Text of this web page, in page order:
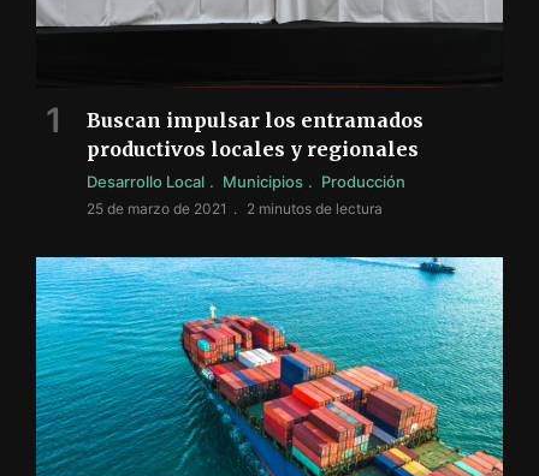
Buscan impulsar los entramados
productivos locales y regionales
Desarrollo Local Municipios Producción
25 de marzo de 2021 2 minutos de lectura